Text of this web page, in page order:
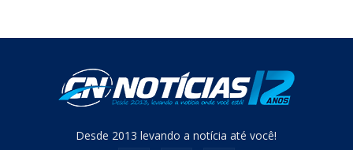
Desde 2013 levando a notícia até você!